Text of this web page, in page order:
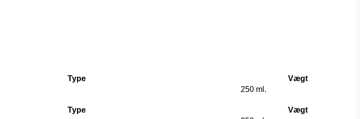
Type
Vægt
250 ml.
Type
Vægt